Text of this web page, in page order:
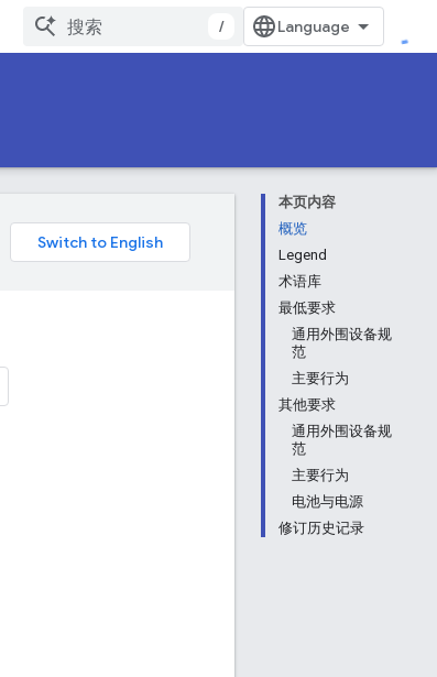
/
本页内容
概览
Legend
术语库
最低要求
通用外围设备规
范
主要行为
其他要求
通用外围设备规
范
主要行为
电池与电源
修订历史记录